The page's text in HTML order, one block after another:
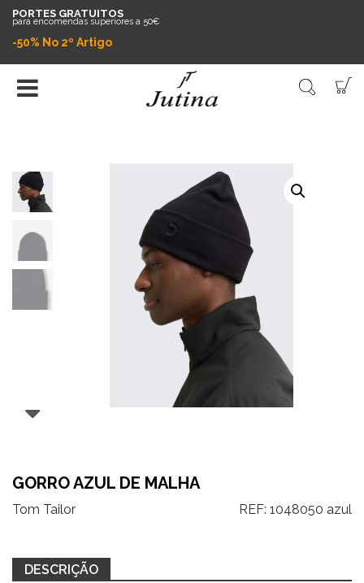
PORTES GRATUITOS
para encomendas superiores a 50€
-50% No 2º Artigo
GORRO AZUL DE MALHA
Tom Tailor REF: 1048050 azul
DESCRIÇÃO